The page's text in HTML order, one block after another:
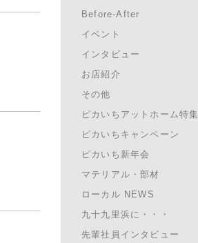
Before-After
イベント
インタビュー
お店紹介
その他
ピカいちアットホーム特集
ピカいちキャンペーン
ピカいち新年会
マテリアル・部材
ローカル NEWS
九十九里浜に・・・
先輩社員インタビュー